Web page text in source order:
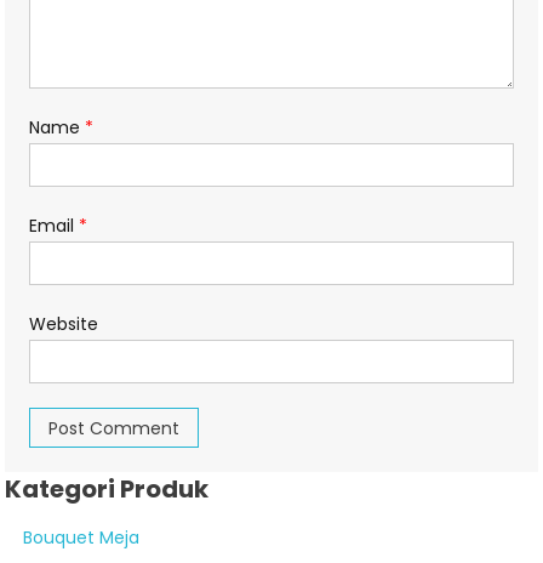
Name *
Email *
Website
Kategori Produk
Bouquet Meja